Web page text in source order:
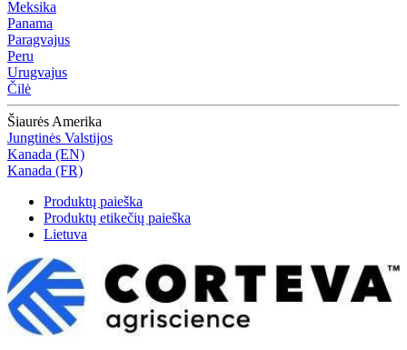
Meksika
Panama
Paragvajus
Peru
Urugvajus
Čilė
Šiaurės Amerika
Jungtinės Valstijos
Kanada (EN)
Kanada (FR)
Produktų paieška
Produktų etikečių paieška
Lietuva